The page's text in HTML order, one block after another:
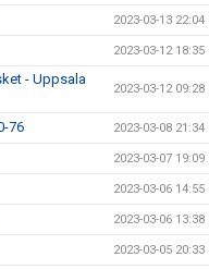
2023-03-13 22:04
2023-03-12 18:35
- Uppsala
2023-03-12 09:28
76 2023-03-08 21:34
2023-03-07 19:09
2023-03-06 14:55
2023-03-06 13:38
2023-03-05 20:33